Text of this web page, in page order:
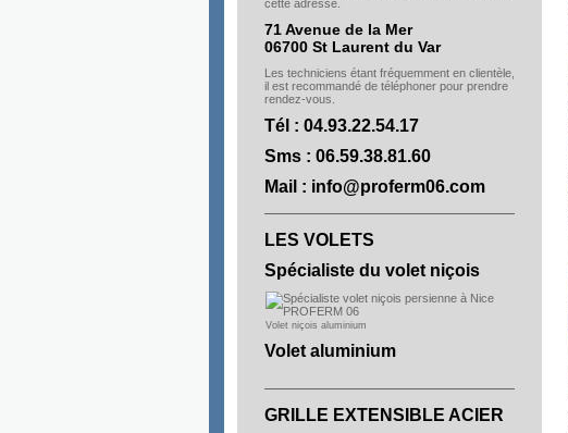
cette adresse.
71 Avenue de la Mer
06700 St Laurent du Var
Les techniciens étant fréquemment en clientèle,
il est recommandé de téléphoner pour prendre
rendez-vous.
Tél : 04.93.22.54.17
Sms : 06.59.38.81.60
Mail : info@proferm06.com
LES VOLETS
Spécialiste du volet niçois
Volet niçois aluminium
Volet aluminium
GRILLE EXTENSIBLE ACIER